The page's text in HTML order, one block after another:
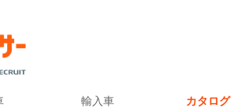
輸入車 カタログ